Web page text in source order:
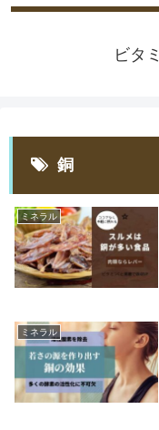
ビタ
銅
ミネラル
ミネラル